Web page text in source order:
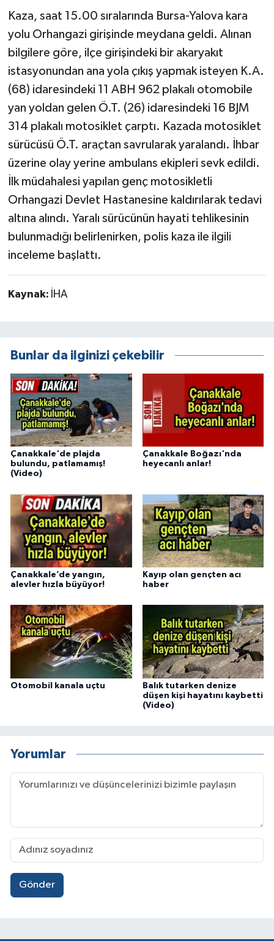
Kaza, saat 15.00 sıralarında Bursa-Yalova kara
yolu Orhangazi girişinde meydana geldi. Alınan
bilgilere göre, ilçe girişindeki bir akaryakıt
istasyonundan ana yola çıkış yapmak isteyen K.A.
(68) idaresindeki 11 ABH 962 plakalı otomobile
yan yoldan gelen Ö.T. (26) idaresindeki 16 BJM
314 plakalı motosiklet çarptı. Kazada motosiklet
sürücüsü Ö.T. araçtan savrularak yaralandı. İhbar
üzerine olay yerine ambulans ekipleri sevk edildi.
İlk müdahalesi yapılan genç motosikletli
Orhangazi Devlet Hastanesine kaldırılarak tedavi
altına alındı. Yaralı sürücünün hayati tehlikesinin
bulunmadığı belirlenirken, polis kaza ile ilgili
inceleme başlattı.
Kaynak: İHA
Bunlar da ilginizi çekebilir
Çanakkale'de plajda
bulundu, patlamamış!
(Video)
Çanakkale Boğazı'nda
heyecanlı anlar!
Çanakkale’de yangın,
alevler hızla büyüyor!
Kayıp olan gençten acı
haber
Otomobil kanala uçtu
Balık tutarken denize
düşen kişi hayatını kaybetti
(Video)
Yorumlar
Gönder